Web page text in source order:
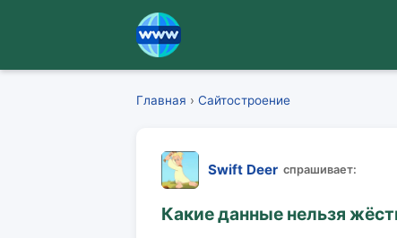
Главная › Сайтостроение
Swift Deer спрашивает:
Какие данные нельзя